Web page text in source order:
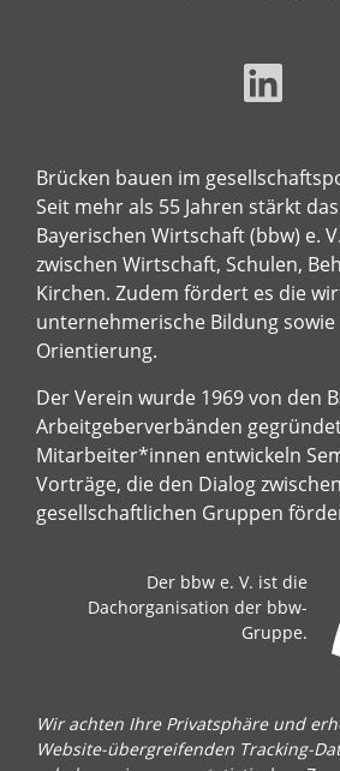
Brücken bauen im
Seit mehr als 55 Jahren stärkt
Bayerischen Wirtschaft (bbw) e.
zwischen Wirtschaft, Schulen,
Kirchen. Zudem fördert es die
unternehmerische Bildung
Orientierung.
Der Verein wurde 1969 von den
Arbeitgeberverbänden
Mitarbeiter*innen entwickeln
Vorträge, die den Dialog
gesellschaftlichen Gruppen
Der bbw e. V. ist die
Dachorganisation der bbw-
Gruppe.
Wir achten Ihre Privatsphäre und
Website-übergreifenden Tracking-